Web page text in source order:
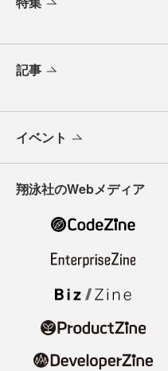
記事
イベント
翔泳社のWebメディア